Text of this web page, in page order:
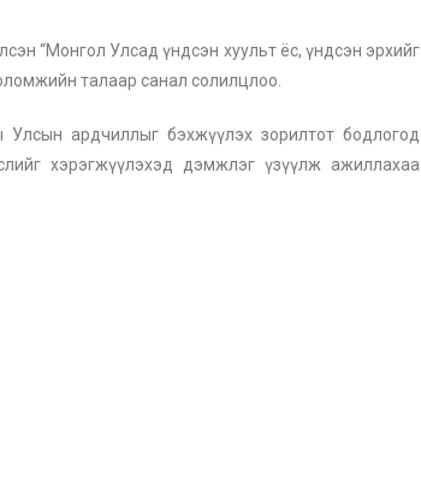
“Монгол Улсад үндсэн хуульт ёс, үндсэн эрхийг
талаар санал солилцлоо.
ардчиллыг бэхжүүлэх зорилтот бодлогод
хэрэгжүүлэхэд дэмжлэг үзүүлж ажиллахаа